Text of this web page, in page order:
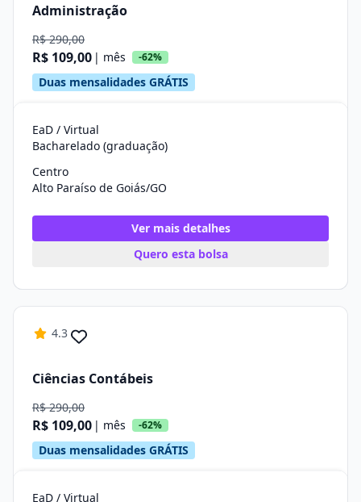
Administração
R$ 290,00
R$ 109,00 | mês -62%
Duas mensalidades GRÁTIS
EaD / Virtual
Bacharelado (graduação)
Centro
Alto Paraíso de Goiás/GO
Ver mais detalhes
Quero esta bolsa
4.3
Ciências Contábeis
R$ 290,00
R$ 109,00 | mês -62%
Duas mensalidades GRÁTIS
EaD / Virtual